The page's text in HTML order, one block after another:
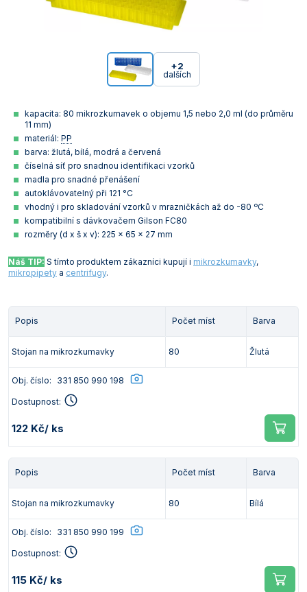
+2
dalších
kapacita: 80 mikrozkumavek o objemu 1,5 nebo 2,0 ml (do průměru
11 mm)
materiál: PP
barva: žlutá, bílá, modrá a červená
číselná síť pro snadnou identifikaci vzorků
madla pro snadné přenášení
autoklávovatelný při 121 °C
vhodný i pro skladování vzorků v mrazničkách až do -80 ºC
kompatibilní s dávkovačem Gilson FC80
rozměry (d x š x v): 225 x 65 x 27 mm
Náš TIP: S tímto produktem zákazníci kupují i mikrozkumavky,
mikropipety a centrifugy.
Popis Počet míst Barva
Stojan na mikrozkumavky 80 Žlutá
Obj. číslo: 331 850 990 198
Dostupnost:
122 Kč/ ks
Popis Počet míst Barva
Stojan na mikrozkumavky 80 Bílá
Obj. číslo: 331 850 990 199
Dostupnost:
115 Kč/ ks